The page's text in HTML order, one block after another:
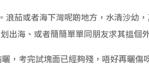
浪茄或者海下灣呢啲地方，水清沙幼
出海、或者簡簡單單同朋友求其搵個
，考完試塊面已經夠殘，唔好再曬傷